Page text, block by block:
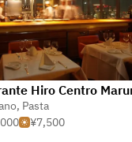
, Pasta
¥7,500